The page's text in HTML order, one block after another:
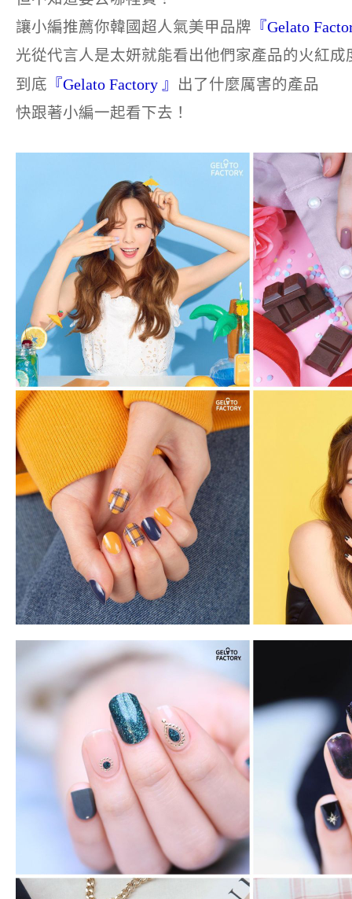
讓小編推薦你韓國超人氣美甲品牌 『Gelato
光從代言人是太妍就能看出他們家產品的火紅成
到底 『Gelato Factory 』 出了什麼厲害的產品
快跟著小編一起看下去！